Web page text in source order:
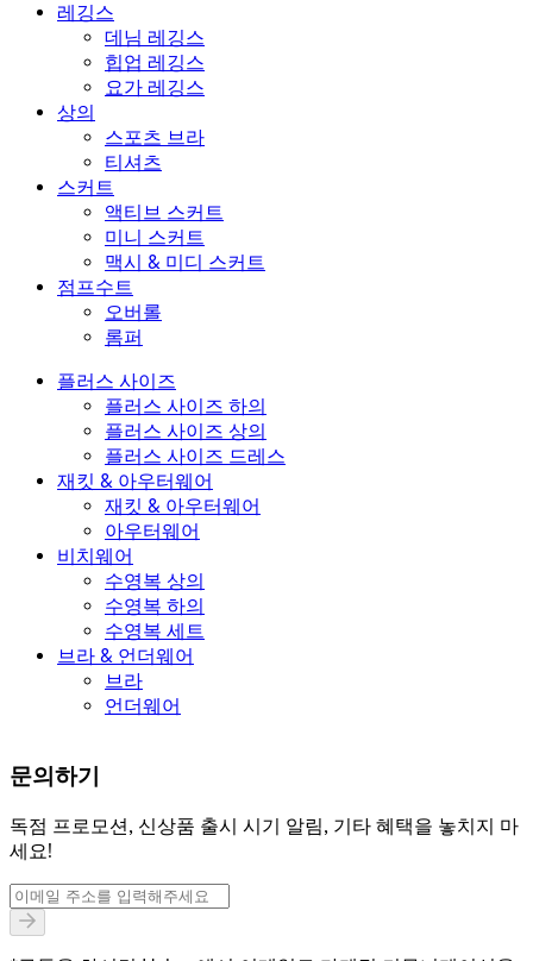
레깅스
데님 레깅스
힙업 레깅스
요가 레깅스
상의
스포츠 브라
티셔츠
스커트
액티브 스커트
미니 스커트
맥시 & 미디 스커트
점프수트
오버롤
롬퍼
플러스 사이즈
플러스 사이즈 하의
플러스 사이즈 상의
플러스 사이즈 드레스
재킷 & 아우터웨어
재킷 & 아우터웨어
아우터웨어
비치웨어
수영복 상의
수영복 하의
수영복 세트
브라 & 언더웨어
브라
언더웨어
문의하기
독점 프로모션, 신상품 출시 시기 알림, 기타 혜택을 놓치지 마
세요!